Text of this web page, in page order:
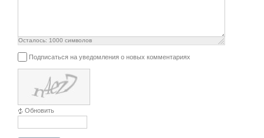
Осталось: 1000 символов
Подписаться на уведомления о новых комментариях
Обновить